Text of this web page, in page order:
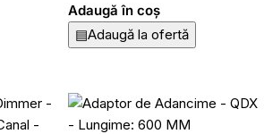
Adaugă în coș
▤Adaugă la ofertă